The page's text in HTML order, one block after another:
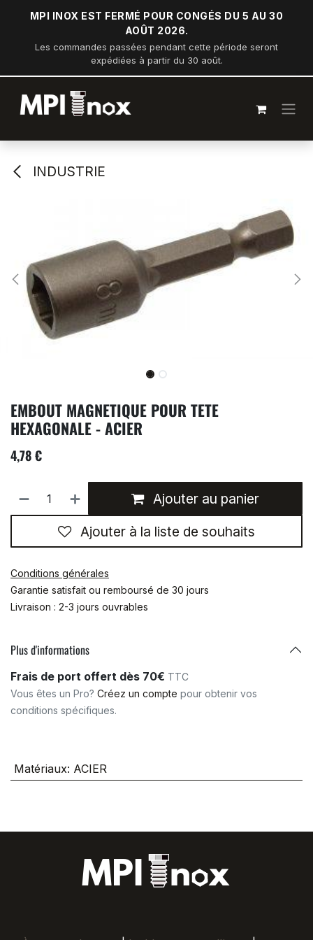
Se rendre au contenu
MPI INOX EST FERMÉ POUR CONGÉS DU 5 AU 30
AOÛT 2026.
Les commandes passées pendant cette période seront
expédiées à partir du 30 août.
INDUSTRIE
EMBOUT MAGNETIQUE POUR TETE
HEXAGONALE - ACIER
4,78€
Ajouter au panier
Ajouter à la liste de souhaits
Conditions générales
Garantie satisfait ou remboursé de 30 jours
Livraison : 2-3 jours ouvrables
Plus d'informations
Frais de port offert dès 70€ TTC
Vous êtes un Pro? Créez un compte pour obtenir vos
conditions spécifiques.
Matériaux: ACIER